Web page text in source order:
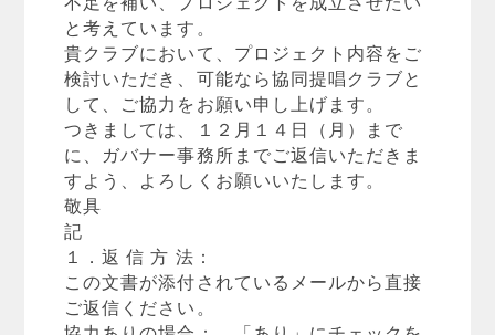
と考えています。
貴クラブにおいて、プロジェクト内容をご
検討いただき、可能なら協同提唱クラブと
して、ご協力をお願い申し上げます。
つきましては、１２月１４日（月）まで
に、ガバナー事務所までご返信いただきま
すよう、よろしくお願いいたします。
敬具
記
１．返 信 方 法：
この文書が添付されているメールから直接
ご返信ください。